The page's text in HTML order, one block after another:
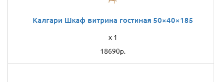
Калгари Шкаф витрина гостиная 50×40×185
x 1
18690р.